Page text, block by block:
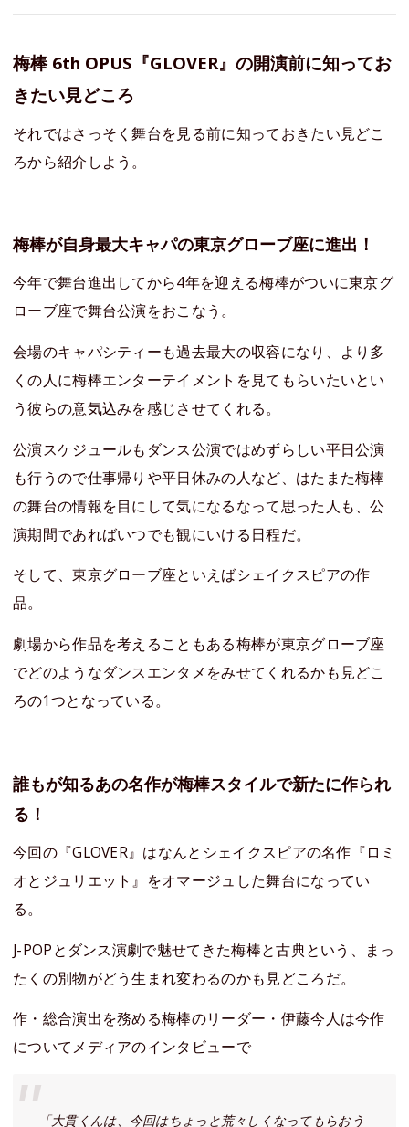
梅棒 6th OPUS『GLOVER』の開演前に知ってお
きたい見どころ
それではさっそく舞台を見る前に知っておきたい見どこ
ろから紹介しよう。
梅棒が自身最大キャパの東京グローブ座に進出！
今年で舞台進出してから4年を迎える梅棒がついに東京グ
ローブ座で舞台公演をおこなう。
会場のキャパシティーも過去最大の収容になり、より多
くの人に梅棒エンターテイメントを見てもらいたいとい
う彼らの意気込みを感じさせてくれる。
公演スケジュールもダンス公演ではめずらしい平日公演
も行うので仕事帰りや平日休みの人など、はたまた梅棒
の舞台の情報を目にして気になるなって思った人も、公
演期間であればいつでも観にいける日程だ。
そして、東京グローブ座といえばシェイクスピアの作
品。
劇場から作品を考えることもある梅棒が東京グローブ座
でどのようなダンスエンタメをみせてくれるかも見どこ
ろの1つとなっている。
誰もが知るあの名作が梅棒スタイルで新たに作られ
る！
今回の『GLOVER』はなんとシェイクスピアの名作『ロミ
オとジュリエット』をオマージュした舞台になってい
る。
J-POPとダンス演劇で魅せてきた梅棒と古典という、まっ
たくの別物がどう生まれ変わるのかも見どころだ。
作・総合演出を務める梅棒のリーダー・伊藤今人は今作
についてメディアのインタビューで
「大貫くんは、今回はちょっと荒々しくなってもらおう